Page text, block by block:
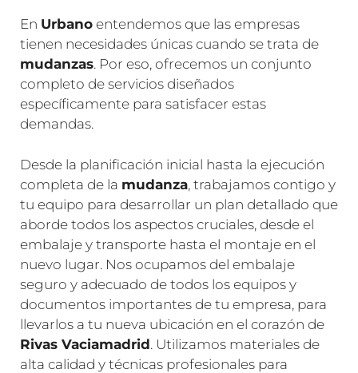
En Urbano entendemos que las empresas
tienen necesidades únicas cuando se trata de
mudanzas. Por eso, ofrecemos un conjunto
completo de servicios diseñados
específicamente para satisfacer estas
demandas.
Desde la planificación inicial hasta la ejecución
completa de la mudanza, trabajamos contigo y
tu equipo para desarrollar un plan detallado que
aborde todos los aspectos cruciales, desde el
embalaje y transporte hasta el montaje en el
nuevo lugar. Nos ocupamos del embalaje
seguro y adecuado de todos los equipos y
documentos importantes de tu empresa, para
llevarlos a tu nueva ubicación en el corazón de
Rivas Vaciamadrid. Utilizamos materiales de
alta calidad y técnicas profesionales para